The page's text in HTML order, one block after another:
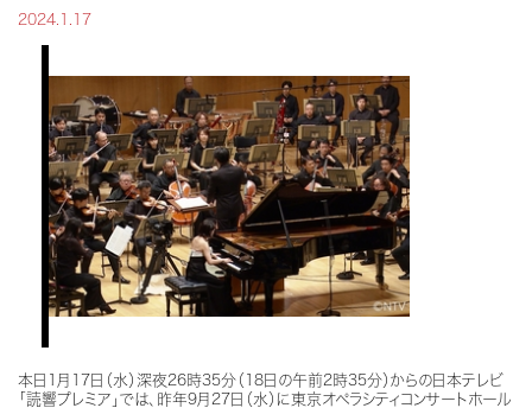
2024.1.17
本日1月17日（水）深夜26時35分（18日の午前2時35分）からの日本テレビ
「読響プレミア」では、昨年9月27日（水）に東京オペラシティコンサートホール